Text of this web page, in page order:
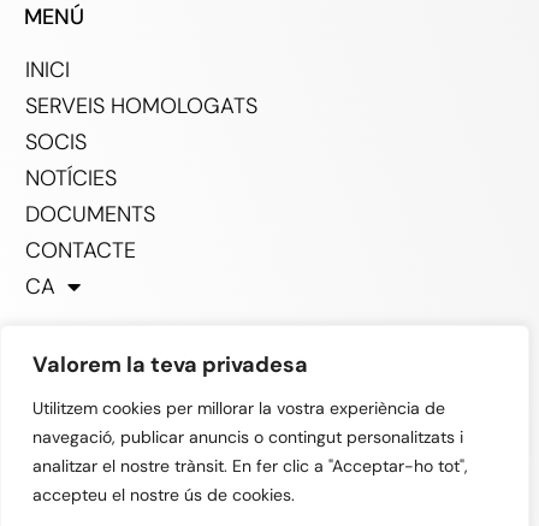
Valorem la teva privadesa
Utilitzem cookies per millorar la vostra experiència de
navegació, publicar anuncis o contingut personalitzats i
analitzar el nostre trànsit. En fer clic a "Acceptar-ho tot",
accepteu el nostre ús de cookies.
MENÚ
INICI
SERVEIS HOMOLOGATS
SOCIS
NOTÍCIES
DOCUMENTS
CONTACTE
CA
SOCIAL